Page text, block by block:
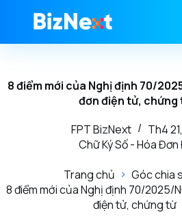
Dịch Vụ
Tin Tức
8 điểm mới của Nghị định 70/
đơn điện tử, chứng
FPT BizNext
Th4
Chữ Ký Số - Hóa
Trang chủ
Góc chia
8 điểm mới của Nghị định 70/2025/
điện tử, chứng từ